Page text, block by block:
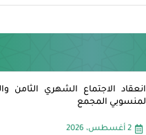
انعقاد الاجتماع الشهري الثامن
لمنسوبي المجمع
2 أغسطس، 2026